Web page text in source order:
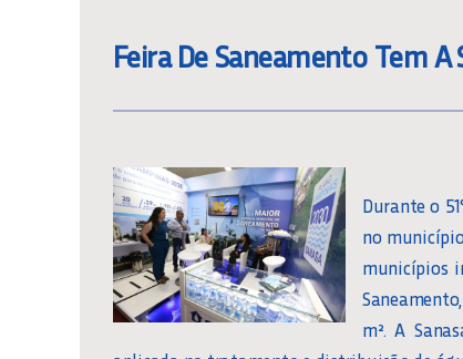
Feira De Saneamento Tem
Durante o
no
municípios
m². A